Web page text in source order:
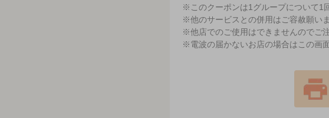
※このクーポンは1グループについて1
※他のサービスとの併用はご容赦願いま
※他店でのご使用はできませんのでご
※電波の届かないお店の場合はこの画